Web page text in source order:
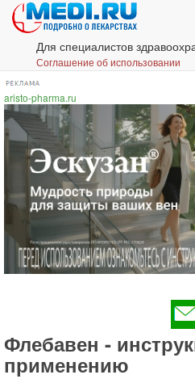
Для специалистов
Соглашение об использовании
aristo-pharma.ru
Флебавен -
применению